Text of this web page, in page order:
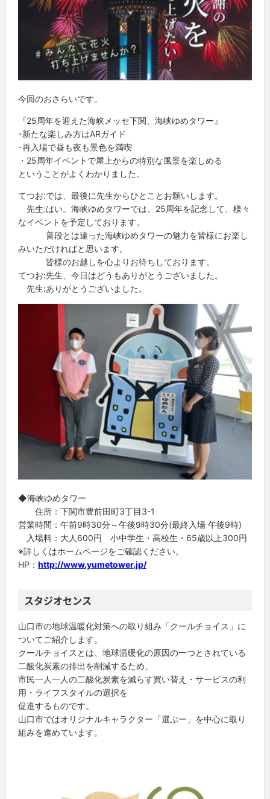
今回のおさらいです。
『25周年を迎えた海峡メッセ下関、海峡ゆめタワー』
･新たな楽しみ方はARガイド
･再入場で昼も夜も景色を満喫
・25周年イベントで屋上からの特別な風景を楽しめる
ということがよくわかりました。
てつお:では、最後に先生からひとことお願いします。
先生:はい。海峡ゆめタワーでは、25周年を記念して、様々
なイベントを予定しております。
普段とは違った海峡ゆめタワーの魅力を皆様にお楽し
みいただければと思います。
皆様のお越しを心よりお待ちしております。
てつお:先生、今日はどうもありがとうございました。
先生:ありがとうございました。
◆海峡ゆめタワー
住所：下関市豊前田町3丁目3-1
営業時間：午前9時30分～午後9時30分(最終入場 午後9時)
入場料：大人600円 小中学生・高校生・65歳以上300円
※詳しくはホームページをご確認ください。
HP： http://www.yumetower.jp/
スタジオセンス
山口市の地球温暖化対策への取り組み「クールチョイス」に
ついてご紹介します。
クールチョイスとは、地球温暖化の原因の一つとされている
二酸化炭素の排出を削減するため、
市民一人一人の二酸化炭素を減らす買い替え・サービスの利
用・ライフスタイルの選択を
促進するものです。
山口市ではオリジナルキャラクター「選ぶー」を中心に取り
組みを進めています。